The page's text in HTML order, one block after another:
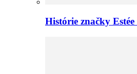
Histórie značky